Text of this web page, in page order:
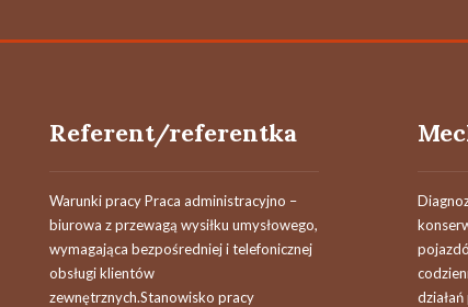
Referent/referentka
Warunki pracy Praca administracyjno –
biurowa z przewagą wysiłku umysłowego,
wymagająca bezpośredniej i telefonicznej
obsługi klientów
zewnętrznych.Stanowisko pracy